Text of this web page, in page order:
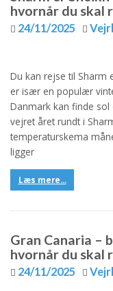
hvornår du skal
24/11/2025
Du kan rejse til Sharm
er især en populær
Danmark kan finde
vejret året rundt i
temperaturskema
ligger
Læs mere...
Gran Canaria –
hvornår du skal
24/11/2025